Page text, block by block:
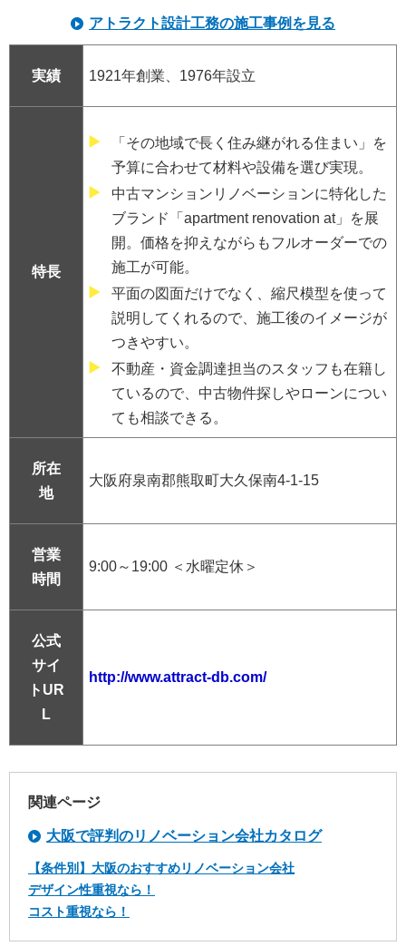
アトラクト設計工務の施工事例を見る
実績 1921年創業、1976年設立
特長
「その地域で長く住み継がれる住まい」を
予算に合わせて材料や設備を選び実現。
中古マンションリノベーションに特化した
ブランド「apartment renovation at」を展
開。価格を抑えながらもフルオーダーでの
施工が可能。
平面の図面だけでなく、縮尺模型を使って
説明してくれるので、施工後のイメージが
つきやすい。
不動産・資金調達担当のスタッフも在籍し
ているので、中古物件探しやローンについ
ても相談できる。
所在
地
大阪府泉南郡熊取町大久保南4-1-15
営業
時間
9:00～19:00 ＜水曜定休＞
公式
サイ
トUR
L
http://www.attract-db.com/
関連ページ
大阪で評判のリノベーション会社カタログ
【条件別】大阪のおすすめリノベーション会社
デザイン性重視なら！
コスト重視なら！